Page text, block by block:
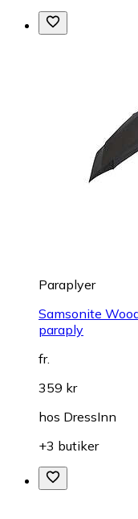
Paraplyer
Samsonite
paraply
fr.
359 kr
hos DressInn
+3 butiker